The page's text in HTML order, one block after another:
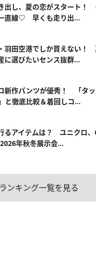
出し、夏の恋がスタート！
直線♡ 早くも走り出...
羽田空港でしか買えない！
に選びたいセンス抜群...
新作パンツが優秀！ 「タ
と徹底比較＆着回しコ...
るアイテムは？ ユニクロ、
年秋冬展示会...
ランキング一覧を見る